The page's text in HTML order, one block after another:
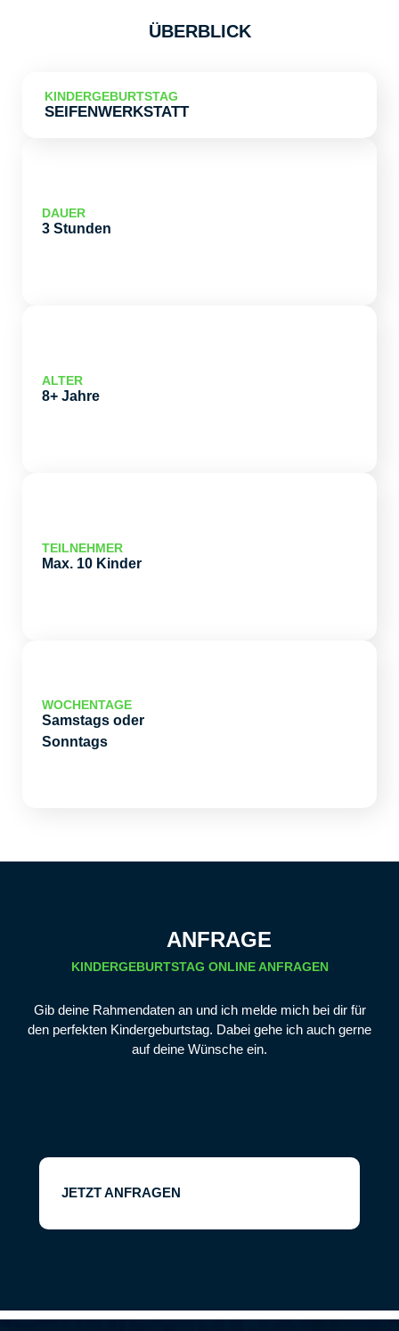
ÜBERBLICK
KINDERGEBURTSTAG
SEIFENWERKSTATT
DAUER
3 Stunden
ALTER
8+ Jahre
TEILNEHMER
Max. 10 Kinder
WOCHENTAGE
Samstags oder
Sonntags
ANFRAGE
KINDERGEBURTSTAG ONLINE ANFRAGEN
Gib deine Rahmendaten an und ich melde mich bei dir für
den perfekten Kindergeburtstag. Dabei gehe ich auch gerne
auf deine Wünsche ein.
JETZT ANFRAGEN